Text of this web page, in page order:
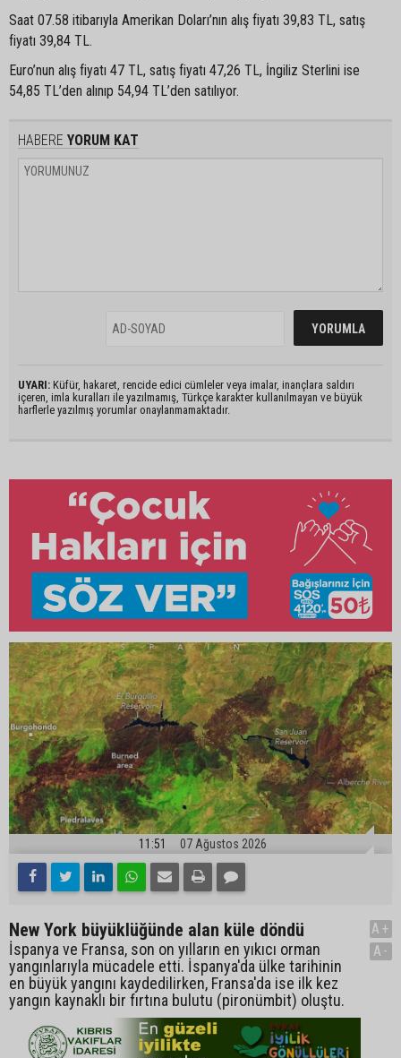
Saat 07.58 itibarıyla Amerikan Doları’nın alış fiyatı 39,83 TL, satış
fiyatı 39,84 TL.
Euro’nun alış fiyatı 47 TL, satış fiyatı 47,26 TL, İngiliz Sterlini ise
54,85 TL’den alınıp 54,94 TL’den satılıyor.
HABERE YORUM KAT
UYARI: Küfür, hakaret, rencide edici cümleler veya imalar, inançlara saldırı
içeren, imla kuralları ile yazılmamış, Türkçe karakter kullanılmayan ve büyük
harflerle yazılmış yorumlar onaylanmamaktadır.
11:51 07 Ağustos 2026
New York büyüklüğünde alan küle döndü
İspanya ve Fransa, son on yılların en yıkıcı orman
yangınlarıyla mücadele etti. İspanya'da ülke tarihinin
en büyük yangını kaydedilirken, Fransa'da ise ilk kez
yangın kaynaklı bir fırtına bulutu (pironümbit) oluştu.
A+
A-